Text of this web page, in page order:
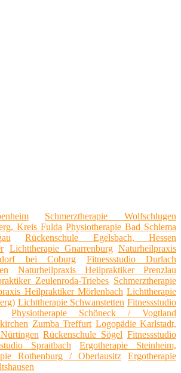
Schmerztherapie Wolfschlugen
Kreis Fulda Physiotherapie Bad Schlema
Rückenschule Egelsbach, Hessen
Lichttherapie Gnarrenburg Naturheilpraxis
bei Coburg
Fitnessstudio Durlach
Naturheilpraxis Heilpraktiker Prenzlau
Zeulenroda-Triebes Schmerztherapie
Heilpraktiker Mörlenbach Lichttherapie
Lichttherapie Schwanstetten Fitnessstudio
Physiotherapie Schöneck / Vogtland
Zumba Treffurt Logopädie Karlstadt,
Rückenschule Sögel Fitnessstudio
Spraitbach
Ergotherapie Steinheim,
Rothenburg / Oberlausitz
Ergotherapie